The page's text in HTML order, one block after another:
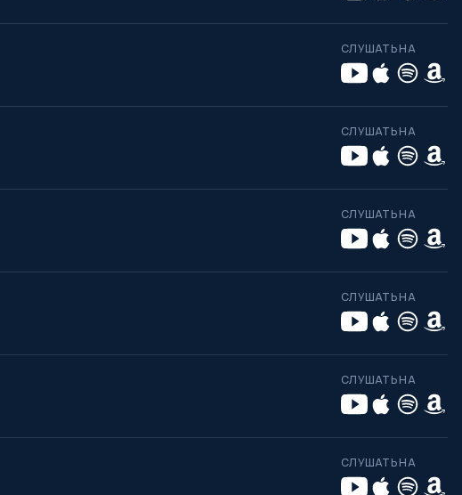
СЛУШАТЬ НА
СЛУШАТЬ НА
СЛУШАТЬ НА
СЛУШАТЬ НА
СЛУШАТЬ НА
СЛУШАТЬ НА